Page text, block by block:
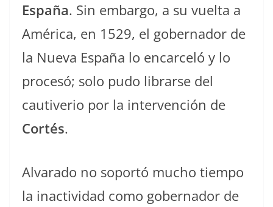
España. Sin embargo, a su vuelta a
América, en 1529, el gobernador de
la Nueva España lo encarceló y lo
procesó; solo pudo librarse del
cautiverio por la intervención de
Cortés.
Alvarado no soportó mucho tiempo
la inactividad como gobernador de